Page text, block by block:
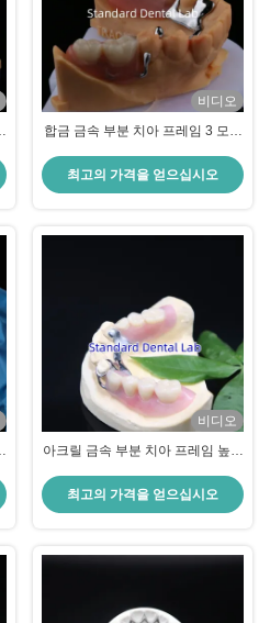
비디오
합금 금속 부분 치아 프레임 3 모양
부분 마무리
최고의 가격을 얻으십시오
비디오
아크릴 금속 부분 치아 프레임 높은
최고의 가격을 얻으십시오